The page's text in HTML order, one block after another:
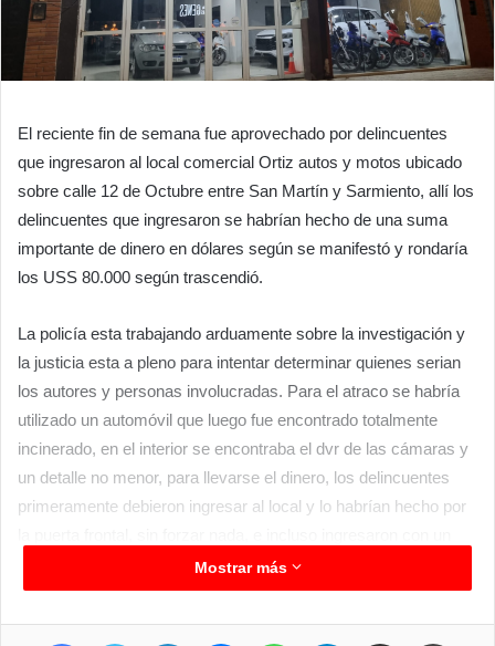
El reciente fin de semana fue aprovechado por delincuentes
que ingresaron al local comercial Ortiz autos y motos ubicado
sobre calle 12 de Octubre entre San Martín y Sarmiento, allí los
delincuentes que ingresaron se habrían hecho de una suma
importante de dinero en dólares según se manifestó y rondaría
los USS 80.000 según trascendió.
La policía esta trabajando arduamente sobre la investigación y
la justicia esta a pleno para intentar determinar quienes serian
los autores y personas involucradas. Para el atraco se habría
utilizado un automóvil que luego fue encontrado totalmente
incinerado, en el interior se encontraba el dvr de las cámaras y
un detalle no menor, para llevarse el dinero, los delincuentes
primeramente debieron ingresar al local y lo habrían hecho por
elemento portátil tipo soldadora para lograr abrir la caja fuerte
del local en cuestión.
Mostrar más